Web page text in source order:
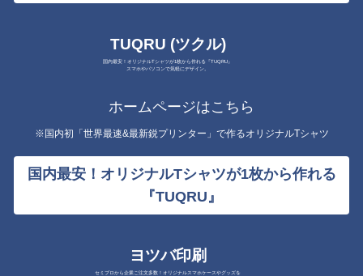
TUQRU (ツクル)
国内最安！オリジナルTシャツが1枚から作れる『TUQRU』
スマホやパソコンで気軽にデザイン。
ホームページはこちら
※国内初「世界最速&最新鋭プリンター」で作るオリジナルTシャツ
国内最安！オリジナルTシャツが1枚から作れる
『TUQRU』
ヨツバ印刷
セミプロから企業ご注文多数！オリジナルスマホケースやグッズを